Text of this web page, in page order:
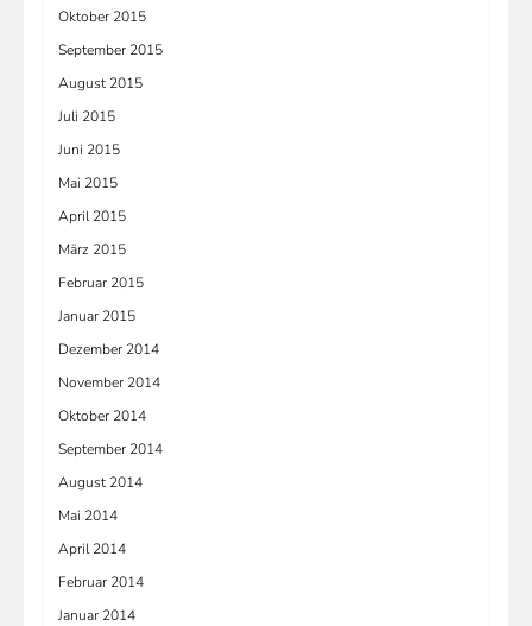
Oktober 2015
September 2015
August 2015
Juli 2015
Juni 2015
Mai 2015
April 2015
März 2015
Februar 2015
Januar 2015
Dezember 2014
November 2014
Oktober 2014
September 2014
August 2014
Mai 2014
April 2014
Februar 2014
Januar 2014